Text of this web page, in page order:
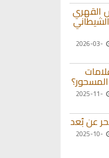
القهري
2026-03-
2025-11-
عن بُعد
2025-10-